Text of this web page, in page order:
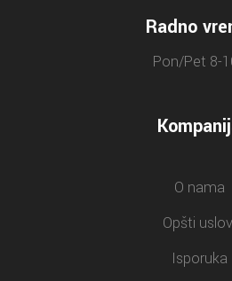
Radno
Pon/Pet 8-
O nama
Opšti
Isporuka